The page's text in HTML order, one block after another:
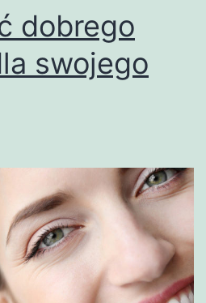
dobrego
swojego